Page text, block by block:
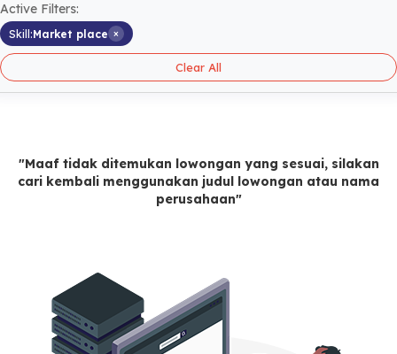
Active Filters:
Skill:Market place ×
Clear All
"Maaf tidak ditemukan lowongan yang sesuai, silakan
cari kembali menggunakan judul lowongan atau nama
perusahaan"